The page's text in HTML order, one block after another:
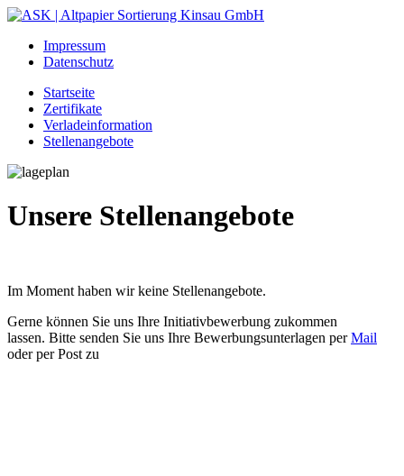
Impressum
Datenschutz
Startseite
Zertifikate
Verladeinformation
Stellenangebote
Unsere Stellenangebote
Im Moment haben wir keine Stellenangebote.
Gerne können Sie uns Ihre Initiativbewerbung zukommen
lassen. Bitte senden Sie uns Ihre Bewerbungsunterlagen perMail
oder per Post zu